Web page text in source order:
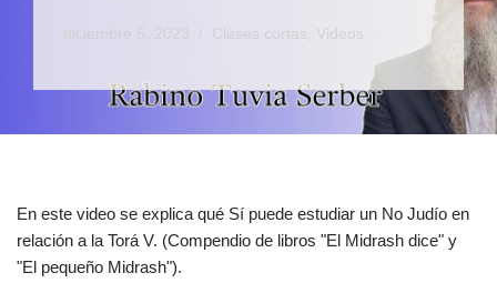
diciembre 5, 2023 Clases cortas Videos
En este video se explica qué Sí puede estudiar un No Judío en
relación a la Torá V. (Compendio de libros "El Midrash dice" y
"El pequeño Midrash").